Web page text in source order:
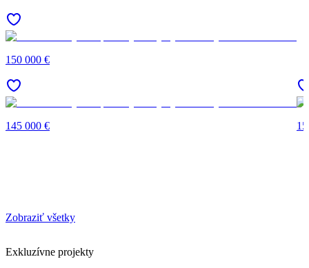
150 000 €
145 000 €
Zobraziť všetky
Exkluzívne projekty